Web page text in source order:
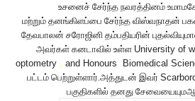
உசனைச் சேர்ந்த நவரத்தினம்
மற்றும் தனங்கிளப்பை சேர்ந்த விஸ்வநாதன்
தேவபாலன் சரோஜினி தம்பதியரின்
அவர்கள் கனடாவில் உள்ள University of
optometry
and Honours Biomedical
பட்டம் பெற்றுள்ளார்.அத்துடன் இவர்
பகுதிகளில் தனது